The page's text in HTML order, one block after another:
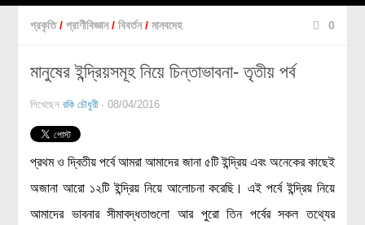
জীববিজ্ঞান
প্রাণীবিজ্ঞান
বিবর্তন
মানবদেহ
অণুজীববিজ্ঞান
প্রকৃতি / প্রাণীবিজ্ঞান / বিবর্তন / মানবদেহ 0
মানুষের ইন্দ্রিয়সমূহ নিয়ে চিন্তাভাবনা- তৃতীয় পর্ব
লিখেছেনরকি চৌধুরী· 08/04/2016
প্রথম ও দ্বিতীয় পর্বে আমরা আমাদের জানা ৫টি ইন্দ্রিয় এবং অনেকের কাছেই
অজানা আরো ১২টি ইন্দ্রিয় নিয়ে আলোচনা করেছি। এই পর্বে ইন্দ্রিয় নিয়ে
আমাদের ভাবনার সীমাবদ্ধতাগুলো আর পুরো তিন পর্বের সকল তথ্যের